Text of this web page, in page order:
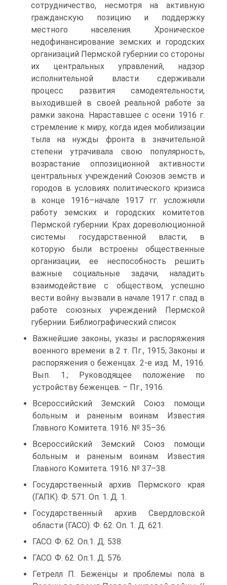
сотрудничество, несмотря на активную
гражданскую позицию и поддержку
местного населения. Хроническое
недофинансирование земских и городских
организаций Пермской губернии со стороны
их центральных управлений, надзор
исполнительной власти сдерживали
процесс развития самодеятельности,
выходившей в своей реальной работе за
рамки закона. Нараставшее с осени 1916 г.
стремление к миру, когда идея мобилизации
тыла на нужды фронта в значительной
степени утрачивала свою популярность,
возрастание оппозиционной активности
центральных учреждений Союзов земств и
городов в условиях политического кризиса
в конце 1916–начале 1917 гг. усложняли
работу земских и городских комитетов
Пермской губернии. Крах дореволюционной
системы государственной власти, в
которую были встроены общественные
организации, ее неспособность решить
важные социальные задачи, наладить
взаимодействие с обществом, успешно
вести войну вызвали в начале 1917 г. спад в
работе союзных учреждений Пермской
губернии. Библиографический список
Важнейшие законы, указы и распоряжения
военного времени: в 2 т. Пг., 1915; Законы и
распоряжения о беженцах. 2-е изд. М., 1916.
Вып. 1.; Руководящее положение по
устройству беженцев. – Пг., 1916.
Всероссийский Земский Союз помощи
больным и раненым воинам. Известия
Главного Комитета. 1916. № 35–36.
Всероссийский Земский Союз помощи
больным и раненым воинам. Известия
Главного Комитета. 1916. № 37–38.
Государственный архив Пермского края
(ГАПК). Ф. 571. Оп. 1. Д. 1.
Государственный архив Свердловской
области (ГАСО). Ф. 62. Оп. 1. Д. 621.
ГАСО. Ф. 62. Оп.1. Д. 538.
ГАСО. Ф. 62. Оп.1. Д. 576.
Гетрелл П. Беженцы и проблемы пола в